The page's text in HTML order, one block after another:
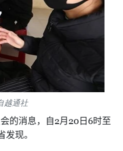
越通社
的消息，自 2月 20 日 6时至
现。